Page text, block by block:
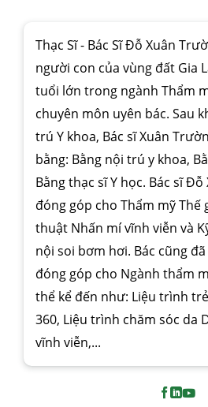
Thạc Sĩ - Bác Sĩ Đỗ Xuân
người con của vùng đất Gia
tuổi lớn trong ngành Thẩm
chuyên môn uyên bác. Sau
trú Y khoa, Bác sĩ Xuân
bằng: Bằng nội trú y khoa,
Bằng thạc sĩ Y học. Bác sĩ
đóng góp cho Thẩm mỹ Thế
thuật Nhấn mí vĩnh viễn và
nội soi bơm hơi. Bác cũng
đóng góp cho Ngành thẩm
thể kể đến như: Liệu trình
360, Liệu trình chăm sóc da
vĩnh viễn,...